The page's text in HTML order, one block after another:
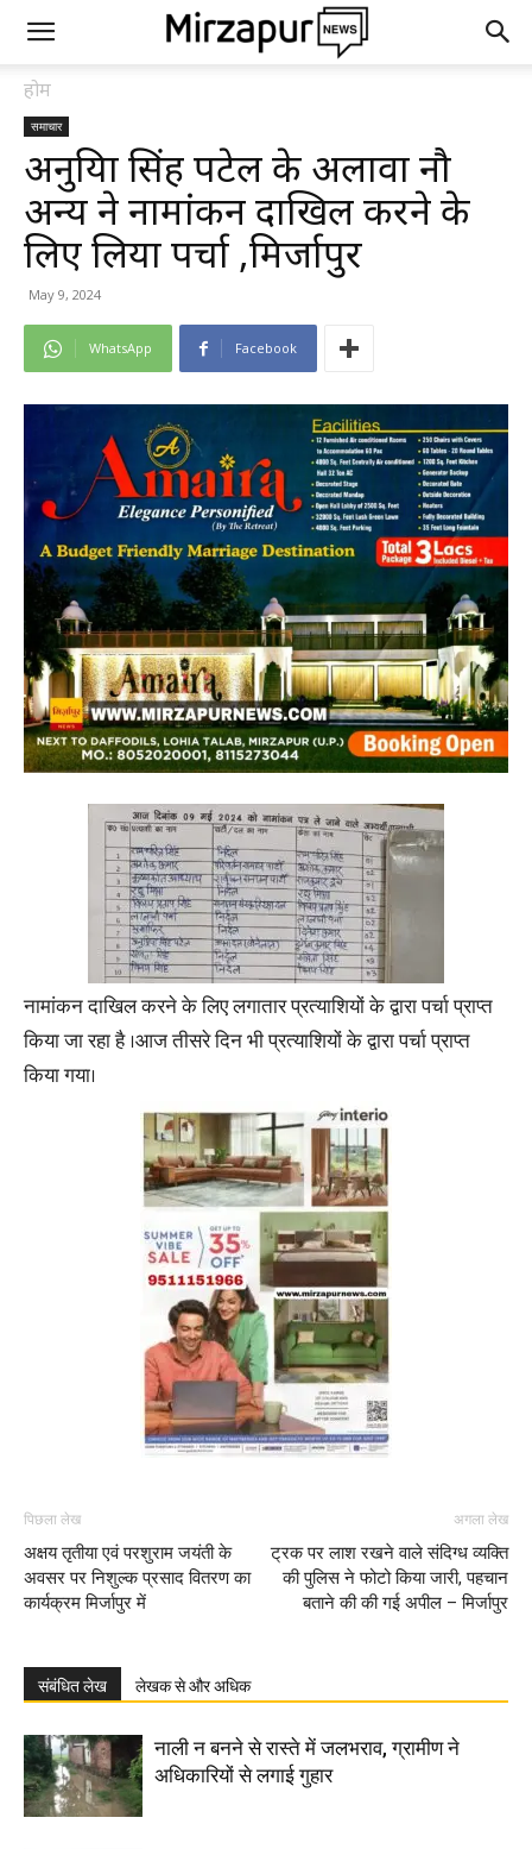
होम
समाचार
अनुप्रिया सिंह पटेल के अलावा नौ
अन्य ने नामांकन दाखिल करने के
लिए लिया पर्चा ,मिर्जापुर
May 9, 2024
WhatsApp Facebook
नामांकन दाखिल करने के लिए लगातार प्रत्याशियों के द्वारा पर्चा प्राप्त
किया जा रहा है ।आज तीसरे दिन भी प्रत्याशियों के द्वारा पर्चा प्राप्त
किया गया।
पिछला लेख
अक्षय तृतीया एवं परशुराम जयंती के
अवसर पर निशुल्क प्रसाद वितरण का
कार्यक्रम मिर्जापुर में
अगला लेख
ट्रक पर लाश रखने वाले संदिग्ध व्यक्ति
की पुलिस ने फोटो किया जारी, पहचान
बताने की की गई अपील – मिर्जापुर
संबंधित लेख लेखक से और अधिक
नाली न बनने से रास्ते में जलभराव, ग्रामीण ने
अधिकारियों से लगाई गुहार